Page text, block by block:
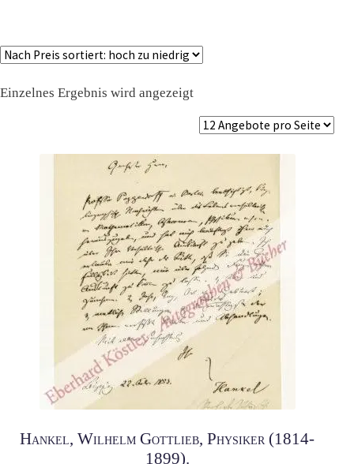
Einzelnes Ergebnis wird angezeigt
Hankel, Wilhelm Gottlieb, Physiker (1814-
1899).